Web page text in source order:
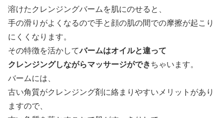
溶けたクレンジングバームを肌にのせると、
手の滑りがよくなるので手と顔の肌の間での摩擦が起こり
にくくなります。
その特徴を活かしてバームはオイルと違って
クレンジングしながらマッサージができちゃいます。
バームには、
古い角質がクレンジング剤に絡まりやすいメリットがあり
ますので、